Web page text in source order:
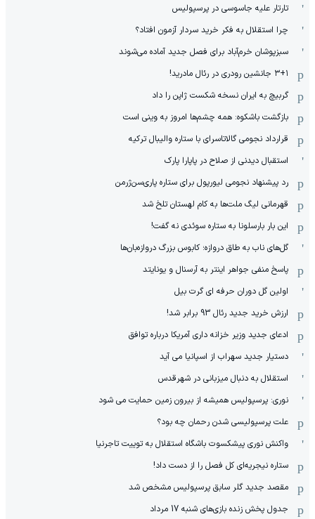
تارتار علیه جاسوسی در پرسپولیس
چرا استقلال به فکر خرید سردار آزمون افتاد؟
سبزپوشان خرم‌آباد برای فصل جدید آماده می‌شوند
۳+۱ جانشین رودری در رئال مادرید!
گربیچ به ایران نسخه شکست ژاپن را داد
بازگشت باشکوه: همه چشم‌ها امروز به وینی است
قرارداد نجومی گالاتاسرای با ستاره والیبال ترکیه
استقبال دیدنی از صلاح در پاپارا پارک
رد پیشنهاد نجومی لیورپول برای ستاره پاری‌سن‌ژرمن
قهرمانی لیگ ملت‌ها به کام لهستان تلخ شد
این بار بارسلونا به ستاره سوئدی نه گفت!
گل‌های ناب به طاق دروازه؛ کابوس بزرگ دروازه‌بان‌ها
پاسخ منفی جواهر اینتر به آرسنال و یونایتد
اولین گل دوران حرفه ای گرت بیل
ارزش خرید جدید رئال 93 برابر شد!
ادعای جدید وزیر خزانه داری آمریکا درباره توافق
دستیار جدید سهراب از اسپانیا می آید
استقلال به دنبال میزبانی در شهرقدس
نوری: پرسپولیس همیشه از بیرون زمین حمایت می شود
علت پرسپولیسی شدن رحمان چه بود؟
واکنش نوری پیشکسوت باشگاه استقلال به توییت تاجرنیا
ستاره نیجریه‌ای کل فصل را از دست داد!
مقصد جدید گلر سابق پرسپولیس مشخص شد
جدول پخش زنده بازی‌های شنبه 17 مرداد